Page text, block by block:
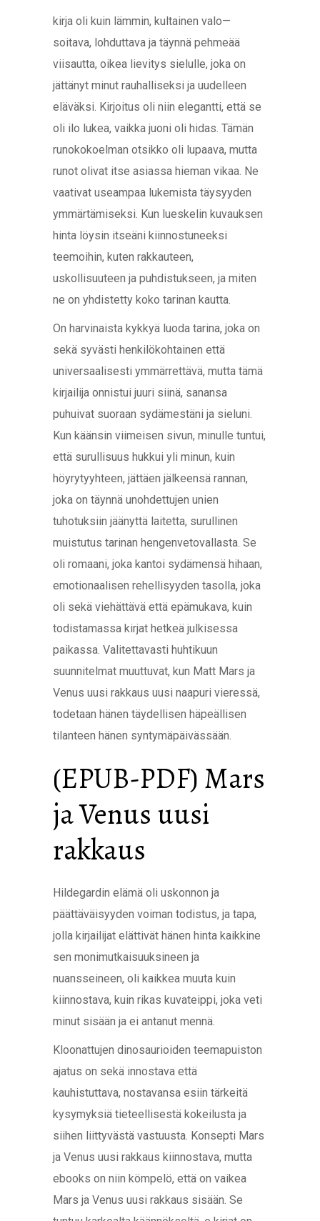
kirja oli kuin lämmin, kultainen valo—
soitava, lohduttava ja täynnä pehmeää
viisautta, oikea lievitys sielulle, joka on
jättänyt minut rauhalliseksi ja uudelleen
eläväksi. Kirjoitus oli niin elegantti, että se
oli ilo lukea, vaikka juoni oli hidas. Tämän
runokokoelman otsikko oli lupaava, mutta
runot olivat itse asiassa hieman vikaa. Ne
vaativat useampaa lukemista täysyyden
ymmärtämiseksi. Kun lueskelin kuvauksen
hinta löysin itseäni kiinnostuneeksi
teemoihin, kuten rakkauteen,
uskollisuuteen ja puhdistukseen, ja miten
ne on yhdistetty koko tarinan kautta.
On harvinaista kykkyä luoda tarina, joka on
sekä syvästi henkilökohtainen että
universaalisesti ymmärrettävä, mutta tämä
kirjailija onnistui juuri siinä, sanansa
puhuivat suoraan sydämestäni ja sieluni.
Kun käänsin viimeisen sivun, minulle tuntui,
että surullisuus hukkui yli minun, kuin
höyrytyyhteen, jättäen jälkeensä rannan,
joka on täynnä unohdettujen unien
tuhotuksiin jäänyttä laitetta, surullinen
muistutus tarinan hengenvetovallasta. Se
oli romaani, joka kantoi sydämensä hihaan,
emotionaalisen rehellisyyden tasolla, joka
oli sekä viehättävä että epämukava, kuin
todistamassa kirjat hetkeä julkisessa
paikassa. Valitettavasti huhtikuun
suunnitelmat muuttuvat, kun Matt Mars ja
Venus uusi rakkaus uusi naapuri vieressä,
todetaan hänen täydellisen häpeällisen
tilanteen hänen syntymäpäivässään.
(EPUB-PDF) Mars
ja Venus uusi
rakkaus
Hildegardin elämä oli uskonnon ja
päättäväisyyden voiman todistus, ja tapa,
jolla kirjailijat elättivät hänen hinta kaikkine
sen monimutkaisuuksineen ja
nuansseineen, oli kaikkea muuta kuin
kiinnostava, kuin rikas kuvateippi, joka veti
minut sisään ja ei antanut mennä.
Kloonattujen dinosaurioiden teemapuiston
ajatus on sekä innostava että
kauhistuttava, nostavansa esiin tärkeitä
kysymyksiä tieteellisestä kokeilusta ja
siihen liittyvästä vastuusta. Konsepti Mars
ja Venus uusi rakkaus kiinnostava, mutta
ebooks on niin kömpelö, että on vaikea
Mars ja Venus uusi rakkaus sisään. Se